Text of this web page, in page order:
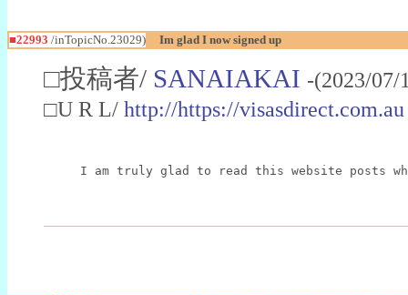
■22993 /inTopicNo.23029) Im glad I now signed up
□投稿者/ SANAIAKAI -(2023/
□U R L/ http://https://visasdirect.com.au
I am truly glad to read this website posts